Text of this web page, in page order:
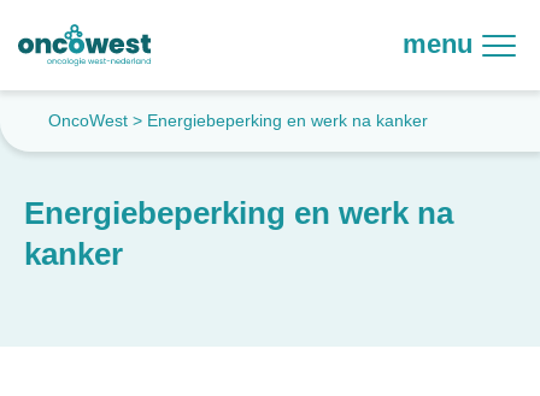
menu
OncoWest > Energiebeperking en werk na kanker
Energiebeperking en werk na
kanker